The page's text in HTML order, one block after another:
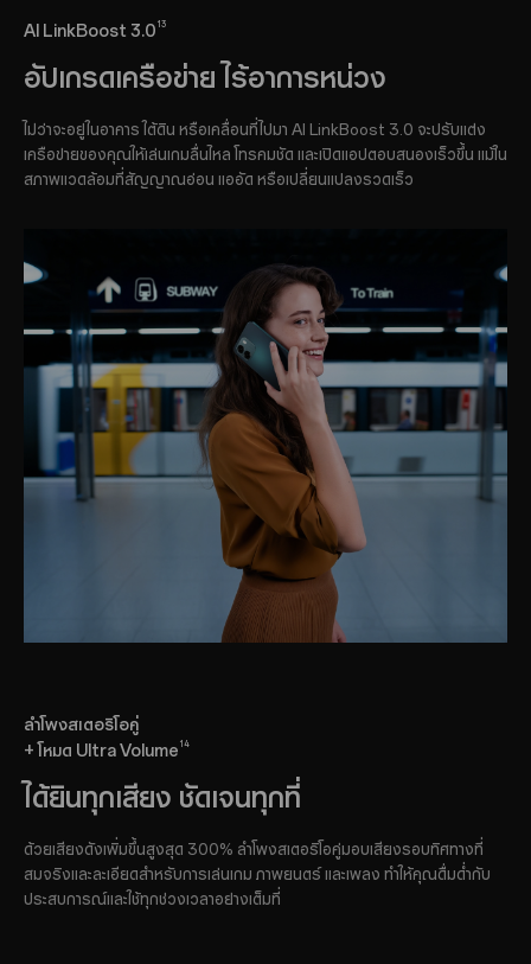
AI LinkBoost 3.0 13
อัปเกรดเครือข่าย ไร้อาการหน่วง
ไม่ว่าจะอยู่ในอาคาร ใต้ดิน หรือเคลื่อนที่ไปมา AI LinkBoost 3.0 จะปรับแต่ง
เครือข่ายของคุณให้เล่นเกมลื่นไหล โทรคมชัด และเปิดแอปตอบสนองเร็วขึ้น แม้ใน
สภาพแวดล้อมที่สัญญาณอ่อน แออัด หรือเปลี่ยนแปลงรวดเร็ว
ลำโพงสเตอริโอคู่
+ โหมด Ultra Volume 14
ได้ยินทุกเสียง ชัดเจนทุกที่
ด้วยเสียงดังเพิ่มขึ้นสูงสุด 300% ลำโพงสเตอริโอคู่มอบเสียงรอบทิศทางที่
สมจริงและละเอียดสำหรับการเล่นเกม ภาพยนตร์ และเพลง ทำให้คุณดื่มด่ำกับ
ประสบการณ์และใช้ทุกช่วงเวลาอย่างเต็มที่